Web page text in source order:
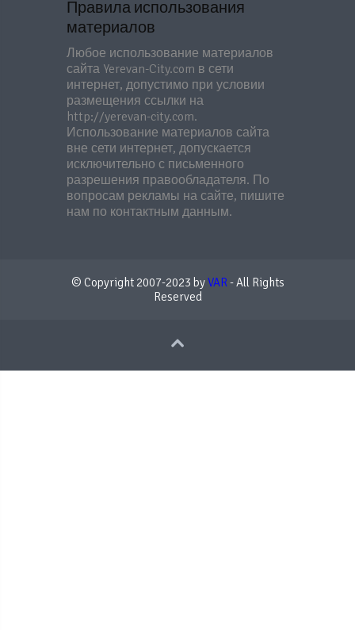
Правила использования
материалов
Любое использование материалов
сайта Yerevan-City.com в сети
интернет, допустимо при условии
размещения ссылки на
http://yerevan-city.com.
Использование материалов сайта
вне сети интернет, допускается
исключительно с письменного
разрешения правообладателя. По
вопросам рекламы на сайте, пишите
нам по контактным данным.
© Copyright 2007-2023 byVAR- All Rights
Reserved